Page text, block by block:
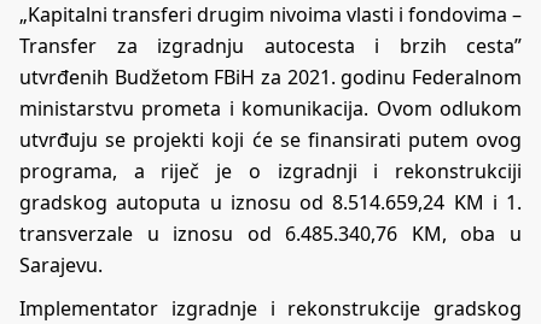
„Kapitalni transferi drugim nivoima vlasti i fondovima –
Transfer za izgradnju autocesta i brzih cesta”
utvrđenih Budžetom FBiH za 2021. godinu Federalnom
ministarstvu prometa i komunikacija. Ovom odlukom
utvrđuju se projekti koji će se finansirati putem ovog
programa, a riječ je o izgradnji i rekonstrukciji
gradskog autoputa u iznosu od 8.514.659,24 KM i 1.
transverzale u iznosu od 6.485.340,76 KM, oba u
Sarajevu.
Implementator izgradnje i rekonstrukcije gradskog